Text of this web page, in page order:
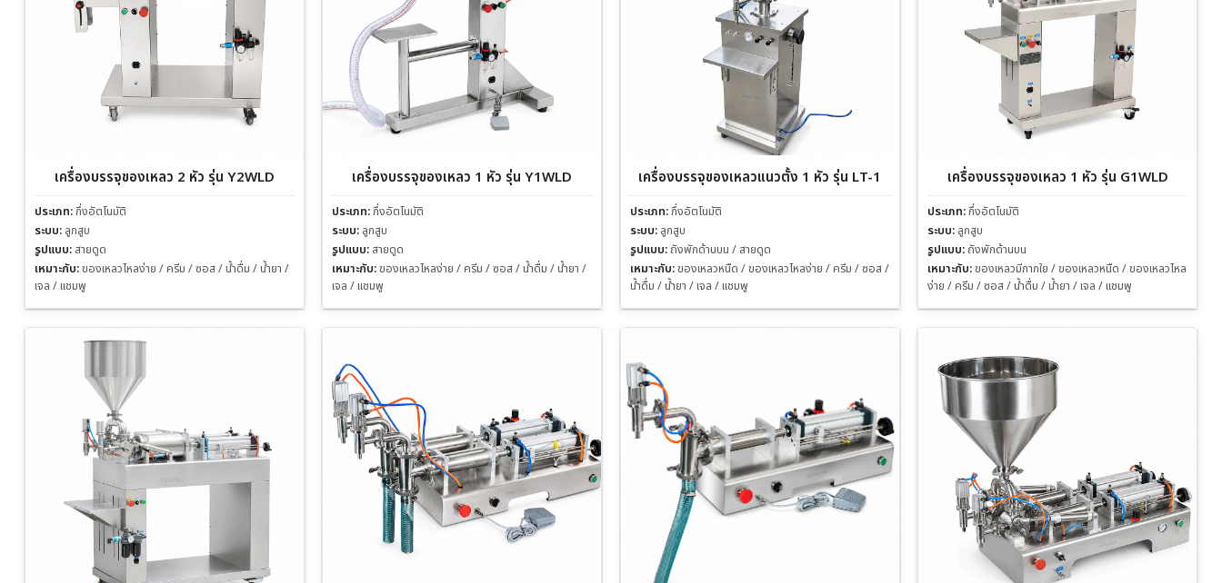
เครื่องบรรจุของเหลว 2 หัว รุ่น Y2WLD
ประเภท:กึ่งอัตโนมัติ
ระบบ: ลูกสูบ
รูปแบบ: สายดูด
เหมาะกับ:ของเหลวไหลง่าย / ครีม / ซอส / น้ำดื่ม / น้ำยา /
เจล / แชมพู
เครื่องบรรจุของเหลว 1 หัว รุ่น Y1WLD
ประเภท:กึ่งอัตโนมัติ
ระบบ: ลูกสูบ
รูปแบบ: สายดูด
เหมาะกับ:ของเหลวไหลง่าย / ครีม / ซอส / น้ำดื่ม / น้ำยา /
เจล / แชมพู
เครื่องบรรจุของเหลวแนวตั้ง 1 หัว รุ่น LT-1
ประเภท:กึ่งอัตโนมัติ
ระบบ: ลูกสูบ
รูปแบบ: ถังพักด้านบน / สายดูด
เหมาะกับ:ของเหลวหนืด / ของเหลวไหลง่าย / ครีม / ซอส /
น้ำดื่ม / น้ำยา / เจล / แชมพู
เครื่องบรรจุของเหลว 1 หัว รุ่น G1WLD
ประเภท:กึ่งอัตโนมัติ
ระบบ: ลูกสูบ
รูปแบบ: ถังพักด้านบน
เหมาะกับ:ของเหลวมีกากใย / ของเหลวหนืด / ของเหลวไหล
ง่าย / ครีม / ซอส / น้ำดื่ม / น้ำยา / เจล / แชมพู